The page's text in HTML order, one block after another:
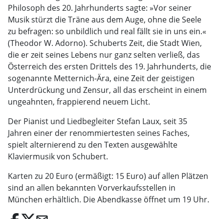
Philosoph des 20. Jahrhunderts sagte: »Vor seiner
Musik stürzt die Träne aus dem Auge, ohne die Seele
zu befragen: so unbildlich und real fällt sie in uns ein.«
(Theodor W. Adorno). Schuberts Zeit, die Stadt Wien,
die er zeit seines Lebens nur ganz selten verließ, das
Österreich des ersten Drittels des 19. Jahrhunderts, die
sogenannte Metternich-Ära, eine Zeit der geistigen
Unterdrückung und Zensur, all das erscheint in einem
ungeahnten, frappierend neuem Licht.
Der Pianist und Liedbegleiter Stefan Laux, seit 35
Jahren einer der renommiertesten seines Faches,
spielt alternierend zu den Texten ausgewählte
Klaviermusik von Schubert.
Karten zu 20 Euro (ermäßigt: 15 Euro) auf allen Plätzen
sind an allen bekannten Vorverkaufsstellen in
München erhältlich. Die Abendkasse öffnet um 19 Uhr.